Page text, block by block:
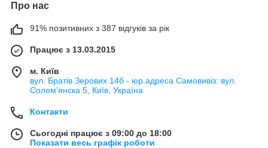
Про нас
91% позитивних з 387 відгуків за рік
Працює з 13.03.2015
м. Київ
вул. Братів Зерових 14б - юр.адреса Самовивіз: вул.
Соломʼянска 5, Київ, Україна
Контакти
Сьогодні працює з 09:00 до 18:00
Показати весь графік роботи